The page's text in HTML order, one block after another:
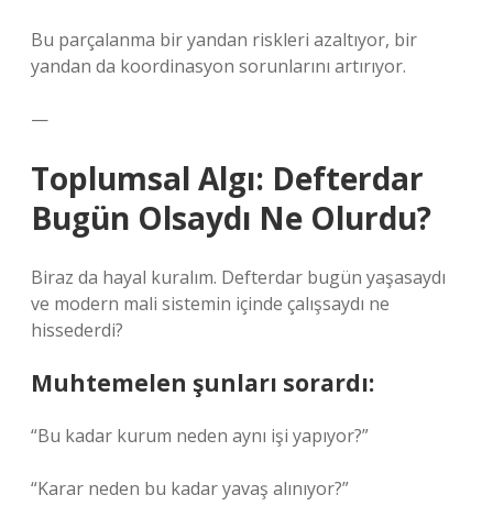
Bu parçalanma bir yandan riskleri azaltıyor, bir
yandan da koordinasyon sorunlarını artırıyor.
—
Toplumsal Algı: Defterdar
Bugün Olsaydı Ne Olurdu?
Biraz da hayal kuralım. Defterdar bugün yaşasaydı
ve modern mali sistemin içinde çalışsaydı ne
hissederdi?
Muhtemelen şunları sorardı:
“Bu kadar kurum neden aynı işi yapıyor?”
“Karar neden bu kadar yavaş alınıyor?”